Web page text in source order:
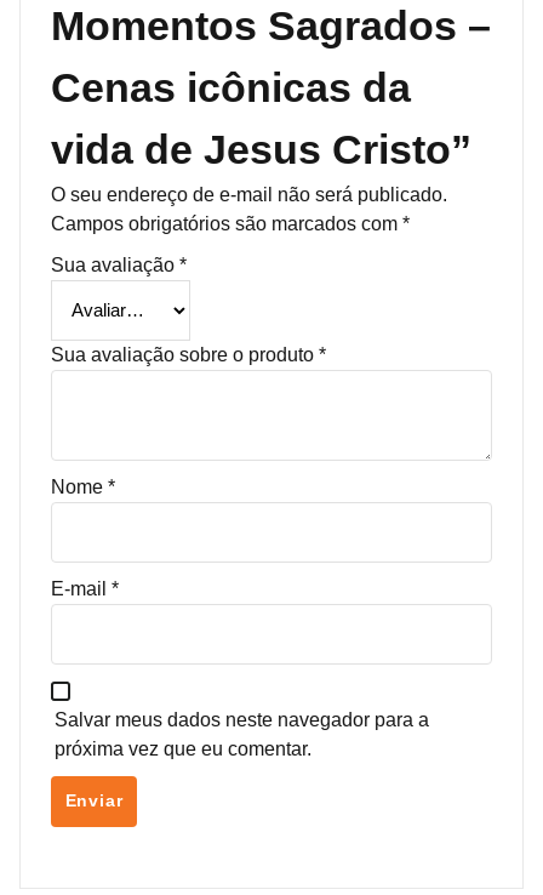
Momentos Sagrados –
Cenas icônicas da
vida de Jesus Cristo”
O seu endereço de e-mail não será publicado.
Campos obrigatórios são marcados com *
Sua avaliação *
Sua avaliação sobre o produto *
Nome *
E-mail *
Salvar meus dados neste navegador para a
próxima vez que eu comentar.